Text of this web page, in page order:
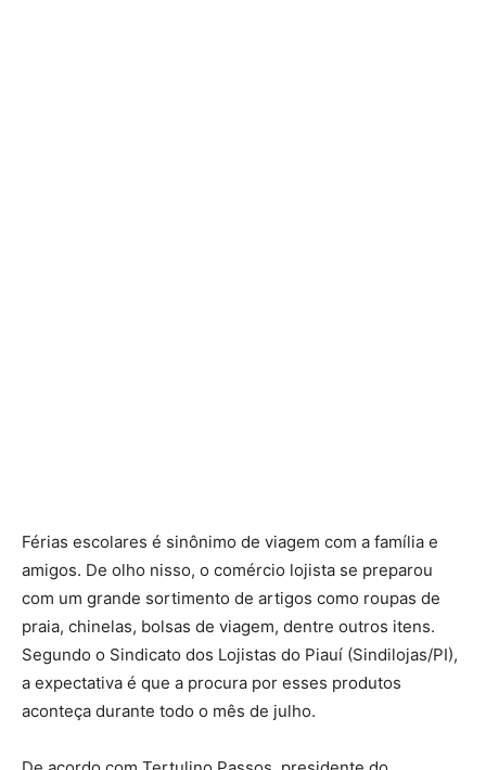
Férias escolares é sinônimo de viagem com a família e
amigos. De olho nisso, o comércio lojista se preparou
com um grande sortimento de artigos como roupas de
praia, chinelas, bolsas de viagem, dentre outros itens.
Segundo o Sindicato dos Lojistas do Piauí (Sindilojas/PI),
a expectativa é que a procura por esses produtos
aconteça durante todo o mês de julho.